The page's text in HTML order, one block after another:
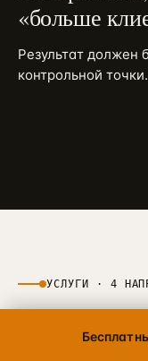
«больше
Результат должен
контрольной
УСЛУГИ · 4
+7 905
+7